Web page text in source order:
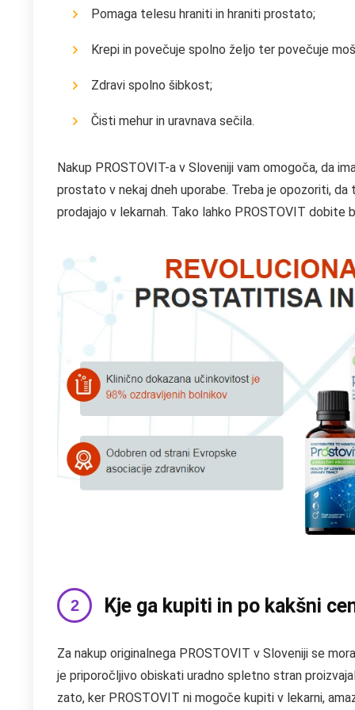
Pomaga telesu hraniti in hraniti prostato;
Krepi in povečuje spolno željo ter povečuje
Zdravi spolno šibkost;
Čisti mehur in uravnava sečila.
Nakup PROSTOVIT-a v Sloveniji vam omogoča, da
prostato v nekaj dneh uporabe. Treba je opozoriti,
prodajajo v lekarnah. Tako lahko PROSTOVIT dobite
Kje ga kupiti in po kakšni
Za nakup originalnega PROSTOVIT v Sloveniji se
je priporočljivo obiskati uradno spletno stran
zato, ker PROSTOVIT ni mogoče kupiti v lekarni,